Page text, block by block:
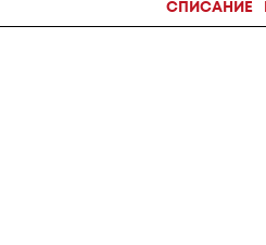
СПИСАНИЕ